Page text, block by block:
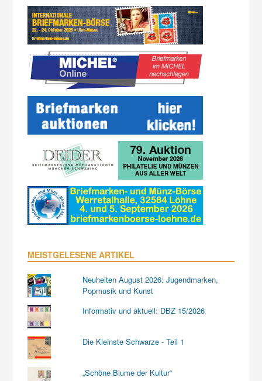
MEISTGELESENE ARTIKEL
Neuheiten August 2026: Jugendmarken,
Popmusik und Kunst
Informativ und aktuell: DBZ 15/2026
Die Kleinste Schwarze - Teil 1
„Schöne Blume der Kultur“